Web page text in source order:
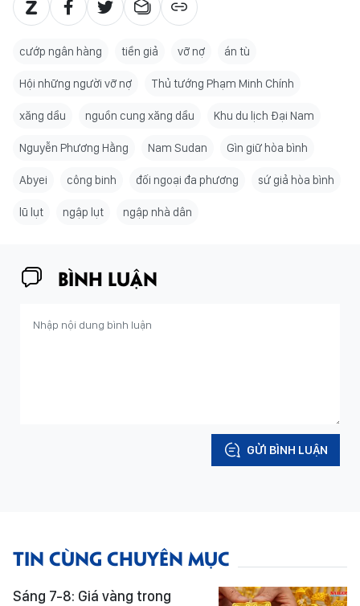
cướp ngân hàng tiền giả vỡ nợ án tù
Hội những người vỡ nợ Thủ tướng Phạm Minh Chính
xăng dầu nguồn cung xăng dầu Khu du lịch Đại Nam
Nguyễn Phương Hằng Nam Sudan Gìn giữ hòa bình
Abyei công binh đối ngoại đa phương sứ giả hòa bình
lũ lụt ngập lụt ngập nhà dân
BÌNH LUẬN
GỬI BÌNH LUẬN
TIN CÙNG CHUYÊN MỤC
Sáng 7-8: Giá vàng trong